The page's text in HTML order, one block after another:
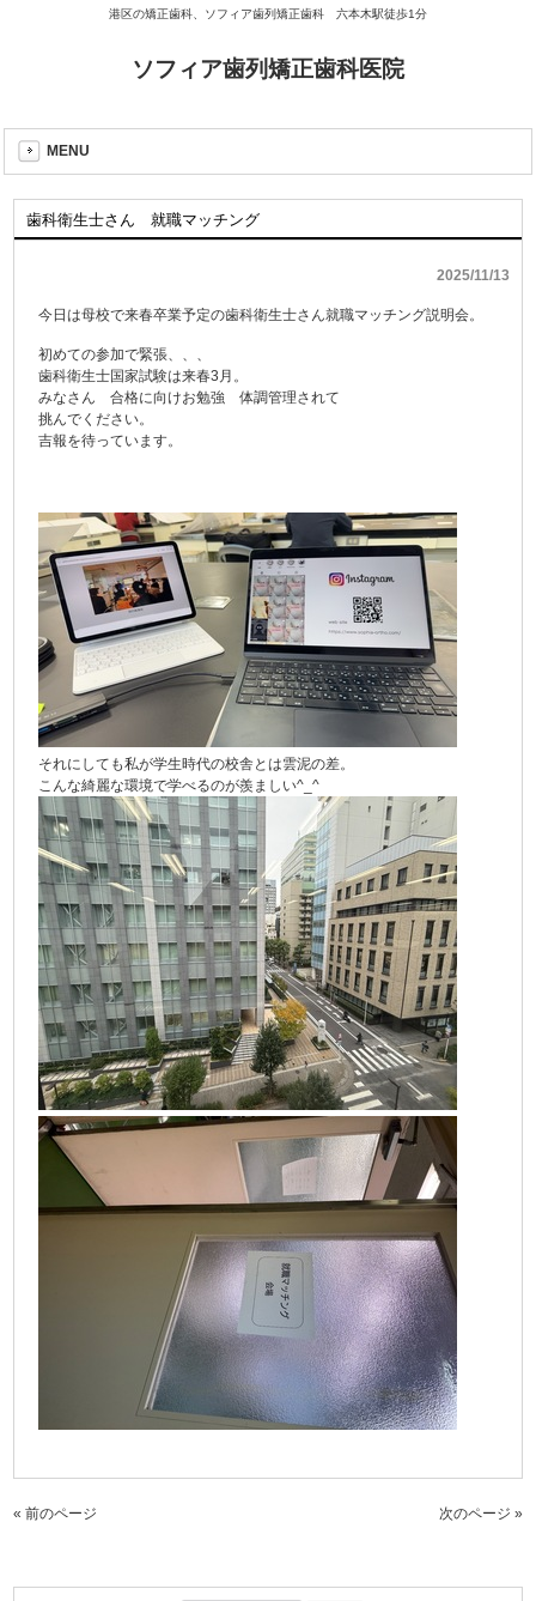
港区の矯正歯科、ソフィア歯列矯正歯科 六本木駅徒歩1分
ソフィア歯列矯正歯科医院
MENU
歯科衛生士さん 就職マッチング
2025/11/13
今日は母校で来春卒業予定の歯科衛生士さん就職マッチング説明会。
初めての参加で緊張、、、
歯科衛生士国家試験は来春3月。
みなさん 合格に向けお勉強 体調管理されて
挑んでください。
吉報を待っています。
それにしても私が学生時代の校舎とは雲泥の差。
こんな綺麗な環境で学べるのが羨ましい^_^
« 前のページ 次のページ »